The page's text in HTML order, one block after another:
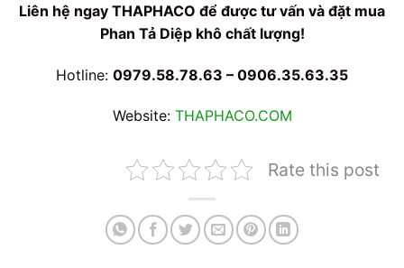
Liên hệ ngay THAPHACO để được tư vấn và đặt mua
Phan Tả Diệp khô chất lượng!
Hotline: 0979.58.78.63 – 0906.35.63.35
Website: THAPHACO.COM
Rate this post